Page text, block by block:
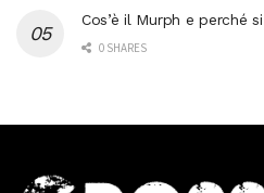
Cos’è il Murph e perché
0 SHARES